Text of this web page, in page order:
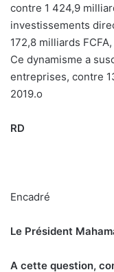
contre 1 424,9
investissements
172,8 milliards
Ce dynamisme a
entreprises, contre
2019.o
RD
Encadré
Le Président
A cette question,